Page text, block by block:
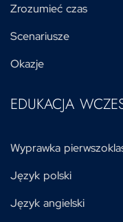
Zrozumieć czas
Scenariusze
Okazje
EDUKACJA
Wyprawka
Język polski
Język angielski